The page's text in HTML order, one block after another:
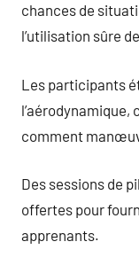
chances de
l’utilisation sûre
Les participants
l’aérodynamique,
comment
Des sessions de
offertes pour
apprenants.